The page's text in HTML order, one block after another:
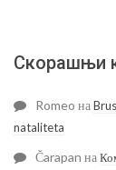
Скорашњи
Romeo на
nataliteta
Čarapan на